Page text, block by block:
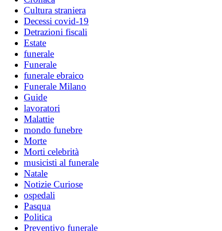
Cultura straniera
Decessi covid-19
Detrazioni fiscali
Estate
funerale
Funerale
funerale ebraico
Funerale Milano
Guide
lavoratori
Malattie
mondo funebre
Morte
Morti celebrità
musicisti al funerale
Natale
Notizie Curiose
ospedali
Pasqua
Politica
Preventivo funerale